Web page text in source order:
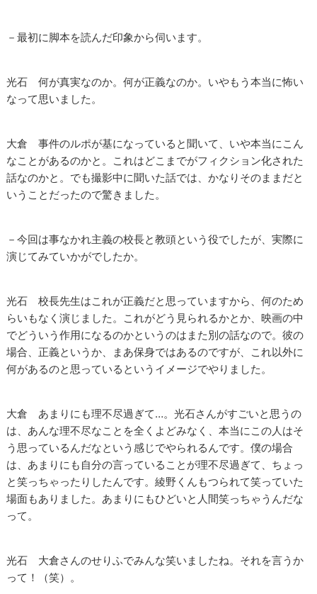
－最初に脚本を読んだ印象から伺います。
光石 何が真実なのか。何が正義なのか。いやもう本当に怖い
なって思いました。
大倉 事件のルポが基になっていると聞いて、いや本当にこん
なことがあるのかと。これはどこまでがフィクション化された
話なのかと。でも撮影中に聞いた話では、かなりそのままだと
いうことだったので驚きました。
－今回は事なかれ主義の校長と教頭という役でしたが、実際に
演じてみていかがでしたか。
光石 校長先生はこれが正義だと思っていますから、何のため
らいもなく演じました。これがどう見られるかとか、映画の中
でどういう作用になるのかというのはまた別の話なので。彼の
場合、正義というか、まあ保身ではあるのですが、これ以外に
何があるのと思っているというイメージでやりました。
大倉 あまりにも理不尽過ぎて…。光石さんがすごいと思うの
は、あんな理不尽なことを全くよどみなく、本当にこの人はそ
う思っているんだなという感じでやられるんです。僕の場合
は、あまりにも自分の言っていることが理不尽過ぎて、ちょっ
と笑っちゃったりしたんです。綾野くんもつられて笑っていた
場面もありました。あまりにもひどいと人間笑っちゃうんだな
って。
光石 大倉さんのせりふでみんな笑いましたね。それを言うか
って！（笑）。